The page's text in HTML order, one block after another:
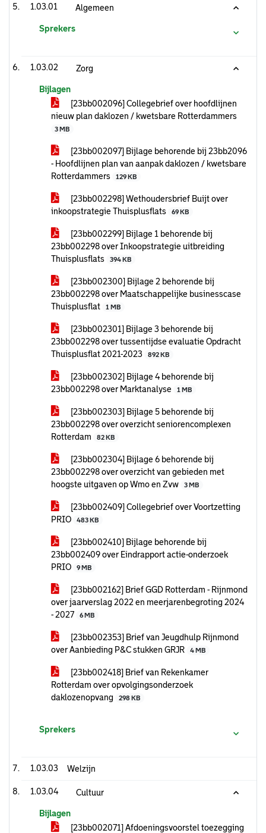
1.03.01 Algemeen
Sprekers
1.03.02 Zorg
Bijlagen
[23bb002096] Collegebrief over hoofdlijnen
nieuw plan daklozen / kwetsbare Rotterdammers
3 MB
[23bb002097] Bijlage behorende bij 23bb2096
- Hoofdlijnen plan van aanpak daklozen / kwetsbare
Rotterdammers
129 KB
[23bb002298] Wethoudersbrief Buijt over
inkoopstrategie Thuisplusflats
69 KB
[23bb002299] Bijlage 1 behorende bij
23bb002298 over Inkoopstrategie uitbreiding
Thuisplusflats
394 KB
[23bb002300] Bijlage 2 behorende bij
23bb002298 over Maatschappelijke businesscase
Thuisplusflat
1 MB
[23bb002301] Bijlage 3 behorende bij
23bb002298 over tussentijdse evaluatie Opdracht
Thuisplusflat 2021-2023
892 KB
[23bb002302] Bijlage 4 behorende bij
23bb002298 over Marktanalyse
1 MB
[23bb002303] Bijlage 5 behorende bij
23bb002298 over overzicht seniorencomplexen
Rotterdam
82 KB
[23bb002304] Bijlage 6 behorende bij
23bb002298 over overzicht van gebieden met
hoogste uitgaven op Wmo en Zvw
3 MB
[23bb002409] Collegebrief over Voortzetting
PRIO
483 KB
[23bb002410] Bijlage behorende bij
23bb002409 over Eindrapport actie-onderzoek
PRIO
9 MB
[23bb002162] Brief GGD Rotterdam - Rijnmond
over jaarverslag 2022 en meerjarenbegroting 2024
- 2027
6 MB
[23bb002353] Brief van Jeugdhulp Rijnmond
over Aanbieding P&C stukken GRJR
4 MB
[23bb002418] Brief van Rekenkamer
Rotterdam over opvolgingsonderzoek
daklozenopvang
298 KB
Sprekers
1.03.03 Welzijn
1.03.04 Cultuur
Bijlagen
[23bb002071] Afdoeningsvoorstel toezegging